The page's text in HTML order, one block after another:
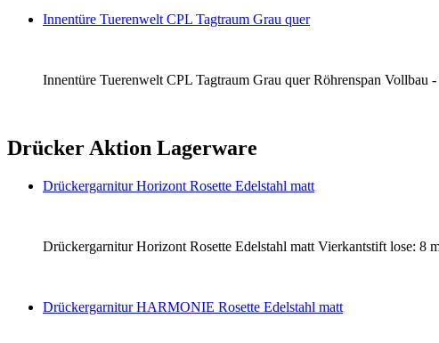
Innentüre Tuerenwelt CPL Tagtraum Grau quer
Innentüre Tuerenwelt CPL Tagtraum Grau quer Röhrenspan
Drücker Aktion Lagerware
Drückergarnitur Horizont Rosette Edelstahl matt
Drückergarnitur Horizont Rosette Edelstahl matt Vierkantstift lose: 8
Drückergarnitur HARMONIE Rosette Edelstahl matt